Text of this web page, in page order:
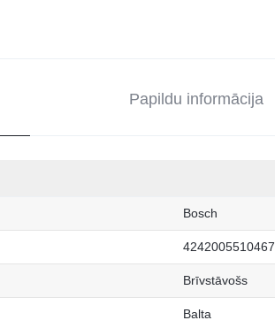
Papildu informācija
Bosch
4242005510467
Brīvstāvošs
Balta